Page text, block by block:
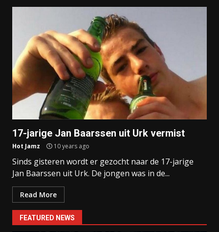
17-jarige Jan Baarssen uit Urk vermist
Hot Jamz 10 years ago
Sinds gisteren wordt er gezocht naar de 17-jarige
Jan Baarssen uit Urk. De jongen was in de...
Read More
FEATURED NEWS